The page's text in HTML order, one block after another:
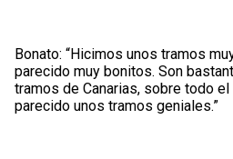
Bonato: “Hicimos unos tramos
parecido muy bonitos. Son
tramos de Canarias, sobre todo
parecido unos tramos geniales.”